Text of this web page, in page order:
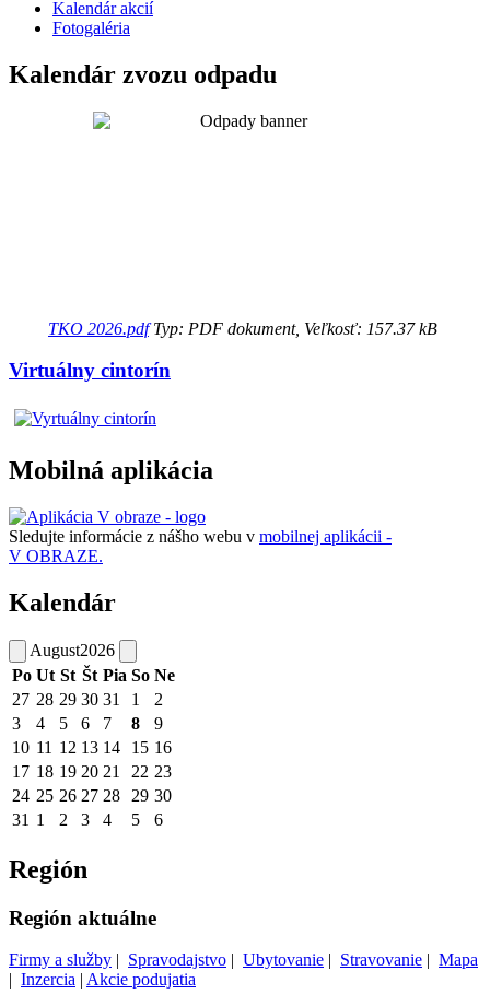
Kalendár akcií
Fotogaléria
Kalendár zvozu odpadu
TKO 2026.pdfTyp: PDF dokument, Veľkosť: 157.37 kB
Virtuálny cintorín
Mobilná aplikácia
Sledujte informácie z nášho webu v mobilnej aplikácii -
V OBRAZE.
Kalendár
August2026
Po Ut St Št Pia So Ne
27 28 29 30 31 1
2
3
4 5 6 7 8
9
10 11 12 13 14 15 16
17 18 19 20 21 22 23
24 25 26 27 28 29 30
31 1 2 3 4 5 6
Región
Región aktuálne
Firmy a služby | Spravodajstvo | Ubytovanie | Stravovanie | Mapa
| Inzercia | Akcie podujatia